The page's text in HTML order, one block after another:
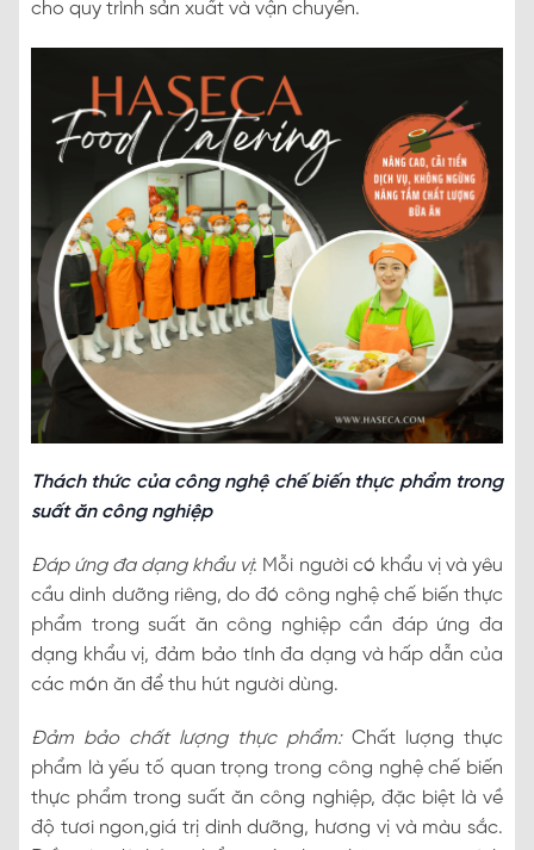
cho quy trình sản xuất và vận chuyển.
Thách thức của công nghệ chế biến thực phẩm trong
suất ăn công nghiệp
Đáp ứng đa dạng khẩu vị: Mỗi người có khẩu vị và yêu
cầu dinh dưỡng riêng, do đó công nghệ chế biến thực
phẩm trong suất ăn công nghiệp cần đáp ứng đa
dạng khẩu vị, đảm bảo tính đa dạng và hấp dẫn của
các món ăn để thu hút người dùng.
Đảm bảo chất lượng thực phẩm: Chất lượng thực
phẩm là yếu tố quan trọng trong công nghệ chế biến
thực phẩm trong suất ăn công nghiệp, đặc biệt là về
độ tươi ngon,giá trị dinh dưỡng, hương vị và màu sắc.